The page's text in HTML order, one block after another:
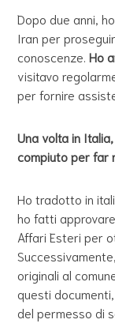
Dopo due anni,
Iran per
conoscenze.Ho
visitavo
per fornire
Una volta in
compiuto per far
Ho tradotto in
ho fatti
Affari Esteri per
originali al
questi
del permesso di